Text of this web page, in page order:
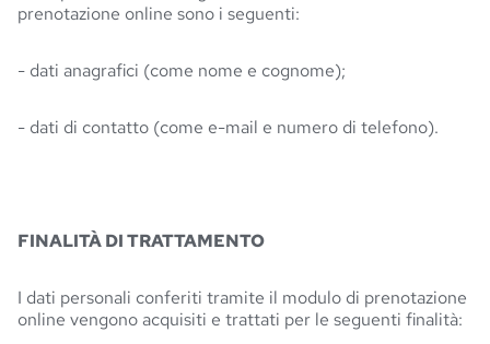
prenotazione online sono i seguenti:
- dati anagrafici (come nome e cognome);
- dati di contatto (come e-mail e numero di telefono).
FINALITÀ DI TRATTAMENTO
I dati personali conferiti tramite il modulo di prenotazione
online vengono acquisiti e trattati per le seguenti finalità: